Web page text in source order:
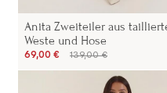
Anita Zweiteiler aus
Weste und Hose
69,00 € 139,00 €